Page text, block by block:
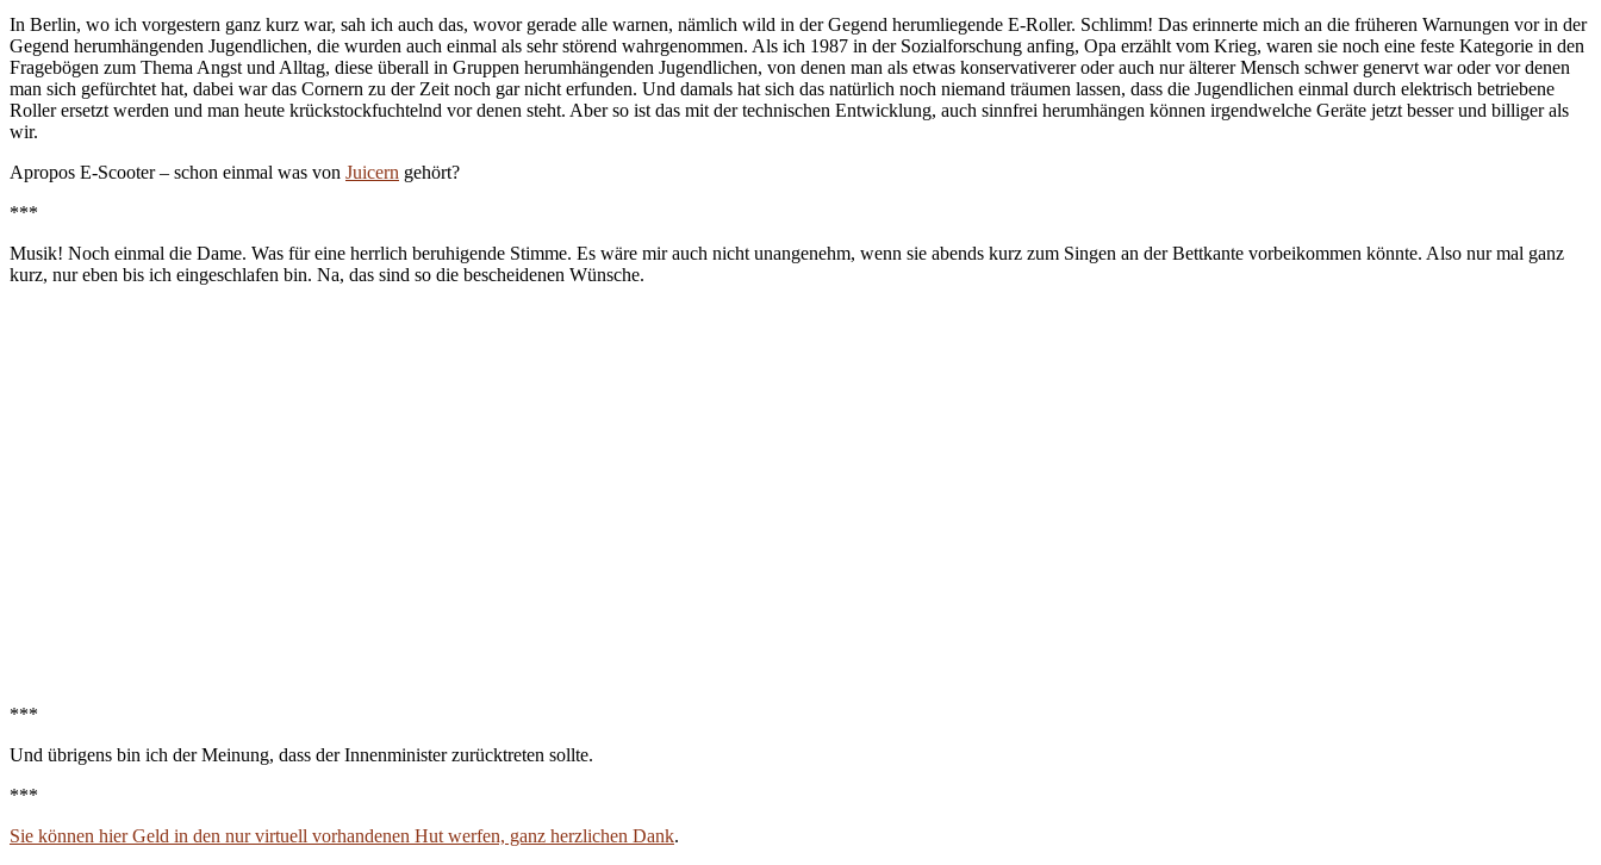
In Berlin, wo ich vorgestern ganz kurz war, sah ich auch das, wovor gerade alle warnen, nämlich wild in der Gegend herumliegende E-Roller. Schlimm! Das erinnerte mich an die früheren Warnungen vor in der
Gegend herumhängenden Jugendlichen, die wurden auch einmal als sehr störend wahrgenommen. Als ich 1987 in der Sozialforschung anfing, Opa erzählt vom Krieg, waren sie noch eine feste Kategorie in den
Fragebögen zum Thema Angst und Alltag, diese überall in Gruppen herumhängenden Jugendlichen, von denen man als etwas konservativerer oder auch nur älterer Mensch schwer genervt war oder vor denen
man sich gefürchtet hat, dabei war das Cornern zu der Zeit noch gar nicht erfunden. Und damals hat sich das natürlich noch niemand träumen lassen, dass die Jugendlichen einmal durch elektrisch betriebene
Roller ersetzt werden und man heute krückstockfuchtelnd vor denen steht. Aber so ist das mit der technischen Entwicklung, auch sinnfrei herumhängen können irgendwelche Geräte jetzt besser und billiger als
wir.
Apropos E-Scooter – schon einmal was von Juicern gehört?
***
Musik! Noch einmal die Dame. Was für eine herrlich beruhigende Stimme. Es wäre mir auch nicht unangenehm, wenn sie abends kurz zum Singen an der Bettkante vorbeikommen könnte. Also nur mal ganz
kurz, nur eben bis ich eingeschlafen bin. Na, das sind so die bescheidenen Wünsche.
***
Und übrigens bin ich der Meinung, dass der Innenminister zurücktreten sollte.
***
Sie können hier Geld in den nur virtuell vorhandenen Hut werfen, ganz herzlichen Dank.